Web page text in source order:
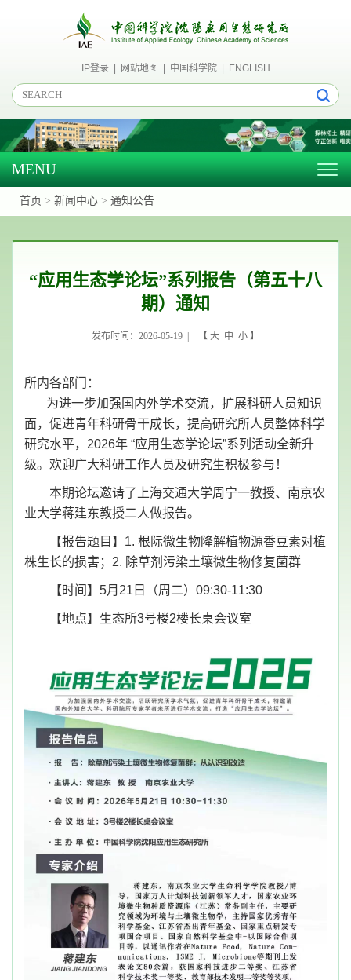
IP登录| 网站地图 中国科学院| ENGLISH
MENU
首页 > 新闻中心 > 通知公告
“应用生态学论坛”系列报告（第五十八
期）通知
发布时间：2026-05-19 | 【 大 中 小 】
所内各部门：
为进一步加强国内外学术交流，扩展科研人员知识
面，促进青年科研骨干成长，提高研究所人员整体科学
研究水平，2026年 “应用生态学论坛”系列活动全新升
级。欢迎广大科研工作人员及研究生积极参与！
本期论坛邀请了上海交通大学周宁一教授、南京农
业大学蒋建东教授二人做报告。
【报告题目】1. 根际微生物降解植物源香豆素对植
株生长的损害；2. 除草剂污染土壤微生物修复菌群
【时间】5月21日（周二）09:30-11:30
【地点】生态所3号楼2楼长桌会议室